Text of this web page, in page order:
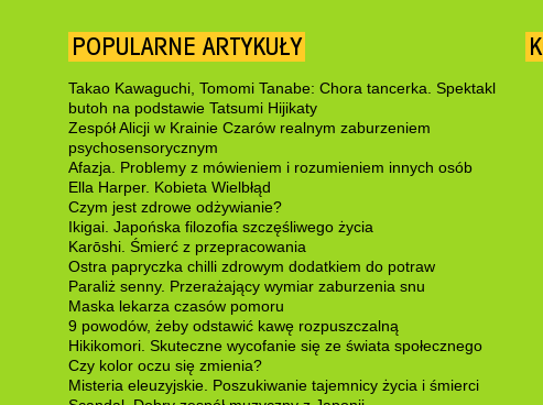
POPULARNE ARTYKUŁY
Takao Kawaguchi, Tomomi Tanabe: Chora tancerka. Spektakl
butoh na podstawie Tatsumi Hijikaty
Zespół Alicji w Krainie Czarów realnym zaburzeniem
psychosensorycznym
Afazja. Problemy z mówieniem i rozumieniem innych osób
Ella Harper. Kobieta Wielbłąd
Czym jest zdrowe odżywianie?
Ikigai. Japońska filozofia szczęśliwego życia
Karōshi. Śmierć z przepracowania
Ostra papryczka chilli zdrowym dodatkiem do potraw
Paraliż senny. Przerażający wymiar zaburzenia snu
Maska lekarza czasów pomoru
9 powodów, żeby odstawić kawę rozpuszczalną
Hikikomori. Skuteczne wycofanie się ze świata społecznego
Czy kolor oczu się zmienia?
Misteria eleuzyjskie. Poszukiwanie tajemnicy życia i śmierci